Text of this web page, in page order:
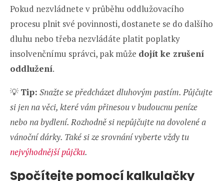
Pokud nezvládnete v průběhu oddlužovacího
procesu plnit své povinnosti, dostanete se do dalšího
dluhu nebo třeba nezvládáte platit poplatky
insolvenčnímu správci, pak může dojít ke zrušení
oddlužení.
💡 Tip: Snažte se předcházet dluhovým pastím. Půjčujte
si jen na věci, které vám přinesou v budoucnu peníze
nebo na bydlení. Rozhodně si nepůjčujte na dovolené a
vánoční dárky. Také si ze srovnání vyberte vždy tu
nejvýhodnější půjčku.
Spočítejte pomocí kalkulačky